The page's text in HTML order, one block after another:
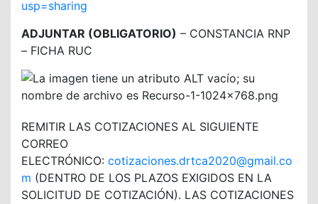
usp=sharing
ADJUNTAR (OBLIGATORIO) – CONSTANCIA RNP
– FICHA RUC
REMITIR LAS COTIZACIONES AL SIGUIENTE
CORREO
ELECTRÓNICO: cotizaciones.drtca2020@gmail.co
m (DENTRO DE LOS PLAZOS EXIGIDOS EN LA
SOLICITUD DE COTIZACIÓN). LAS COTIZACIONES